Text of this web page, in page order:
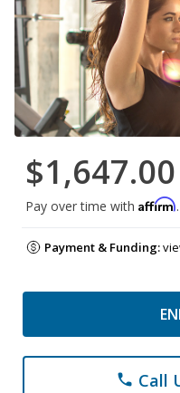
$1,647.00
Pay over time with Affirm
Payment & Funding:
phone Call